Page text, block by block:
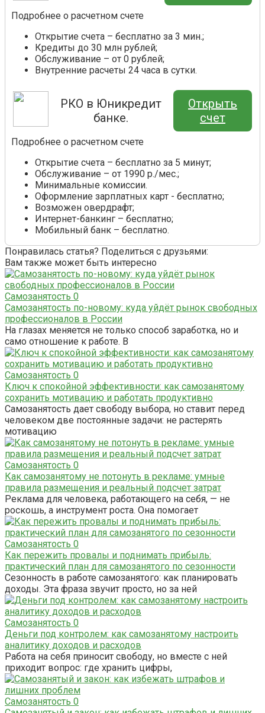
Подробнее о расчетном счете
Открытие счета – бесплатно за 3 мин.;
Кредиты до 30 млн рублей;
Обслуживание – от 0 рублей;
Внутренние расчеты 24 часа в сутки.
РКО в Юникредит
банке.
Открыть
счет
Подробнее о расчетном счете
Открытие счета – бесплатно за 5 минут;
Обслуживание – от 1990 р./мес.;
Минимальные комиссии.
Оформление зарплатных карт - бесплатно;
Возможен овердрафт;
Интернет-банкинг – бесплатно;
Мобильный банк – бесплатно.
Понравилась статья? Поделиться с друзьями:
Вам также может быть интересно
Самозанятость 0
Самозанятость по-новому: куда уйдёт рынок свободных
профессионалов в России
На глазах меняется не только способ заработка, но и
само отношение к работе. В
Самозанятость 0
Ключ к спокойной эффективности: как самозанятому
сохранить мотивацию и работать продуктивно
Самозанятость дает свободу выбора, но ставит перед
человеком две постоянные задачи: не растерять
мотивацию
Самозанятость 0
Как самозанятому не потонуть в рекламе: умные
правила размещения и реальный подсчет затрат
Реклама для человека, работающего на себя, — не
роскошь, а инструмент роста. Она помогает
Самозанятость 0
Как пережить провалы и поднимать прибыль:
практический план для самозанятого по сезонности
Сезонность в работе самозанятого: как планировать
доходы. Эта фраза звучит просто, но за ней
Самозанятость 0
Деньги под контролем: как самозанятому настроить
аналитику доходов и расходов
Работа на себя приносит свободу, но вместе с ней
приходит вопрос: где хранить цифры,
Самозанятость 0